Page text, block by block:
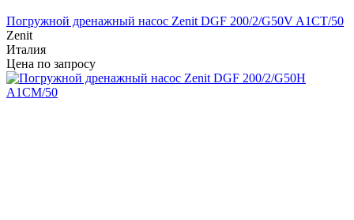
Погружной дренажный насос Zenit DGF 200/2/G50V A1CT/50
Zenit
Италия
Цена по запросу